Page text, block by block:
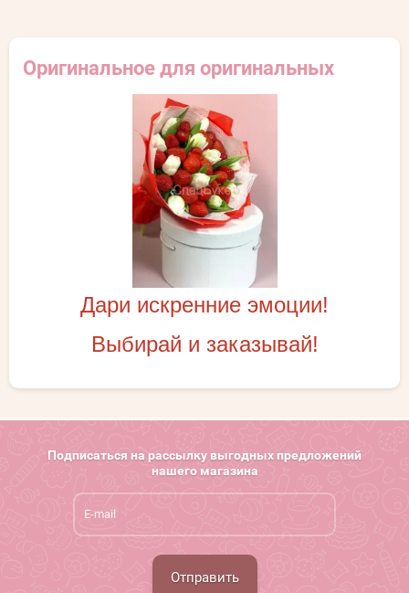
Оригинальное для оригинальных
Дари искренние эмоции!
Выбирай и заказывай!
Подписаться на рассылку выгодных предложений
нашего магазина
Отправить